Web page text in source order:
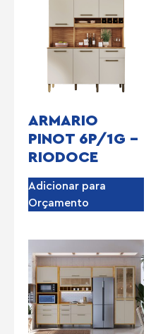
ARMARIO
PINOT 6P/1G –
RIODOCE
Adicionar para
Orçamento